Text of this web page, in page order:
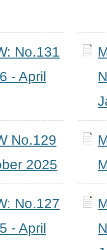
No.131
- April
No.129
2025
No.127
- April